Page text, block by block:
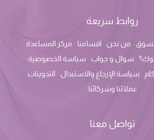
روابط سريعة
من نحن اقسامنا
مركز المساعدة
سوال و جواب
سياسة الخصوصية
سياسة الإرجاع والاستبدال
التدوينات
عملائنا وشركائنا
تواصل معنا